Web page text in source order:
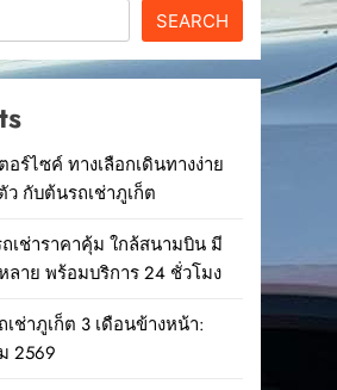
SEARCH
อร์ไซค์ ทางเลือกเดินทางง่าย
ว กับต้นรถเช่าภูเก็ต
เช่าราคาคุ้ม ใกล้สนามบิน มี
ลาย พร้อมบริการ 24 ชั่วโมง
ช่าภูเก็ต 3 เดือนข้างหน้า:
2569